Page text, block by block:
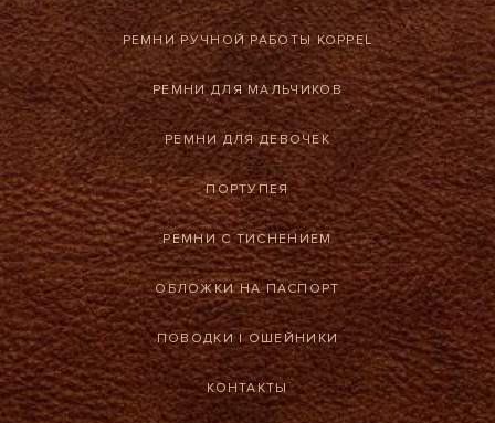
РЕМНИ РУЧНОЙ РАБОТЫ KOPPEL
РЕМНИ ДЛЯ МАЛЬЧИКОВ
РЕМНИ ДЛЯ ДЕВОЧЕК
ПОРТУПЕЯ
РЕМНИ С ТИСНЕНИЕМ
ОБЛОЖКИ НА ПАСПОРТ
ПОВОДКИ |ОШЕЙНИКИ
КОНТАКТЫ